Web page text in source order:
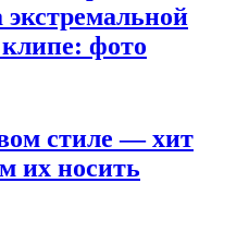
экстремальной
фото
стиле — хит
их носить